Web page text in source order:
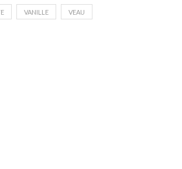
VANILLE VEAU